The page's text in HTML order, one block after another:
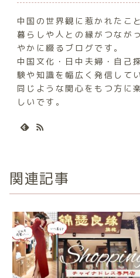
中国の世界観に惹かれたこ
暮らしや人との縁がつなが
やかに綴るブログです。
中国文化・日中夫婦・自己
験や知識を幅広く発信して
同じような関心をもつ方に
しいです。
関連記事